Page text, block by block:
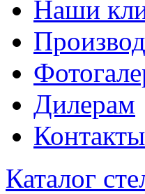
Наши
Дилерам
Контакты
Каталог